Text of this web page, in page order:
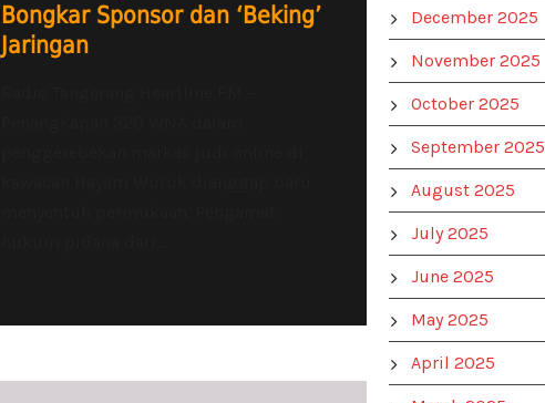
Bongkar Sponsor dan ‘Beking’
Jaringan
December 2025
November 2025
October 2025
September 2025
August 2025
July 2025
June 2025
May 2025
April 2025